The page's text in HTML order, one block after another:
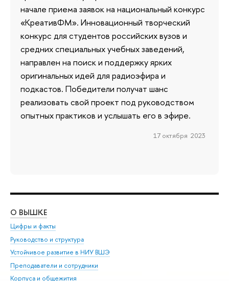
начале приема заявок на национальный конкурс
«КреативФМ». Инновационный творческий
конкурс для студентов российских вузов и
средних специальных учебных заведений,
направлен на поиск и поддержку ярких
оригинальных идей для радиоэфира и
подкастов. Победители получат шанс
реализовать свой проект под руководством
опытных практиков и услышать его в эфире.
17 октября 2023
О ВЫШКЕ
Цифры и факты
Руководство и структура
Устойчивое развитие в НИУ ВШЭ
Преподаватели и сотрудники
Корпуса и общежития